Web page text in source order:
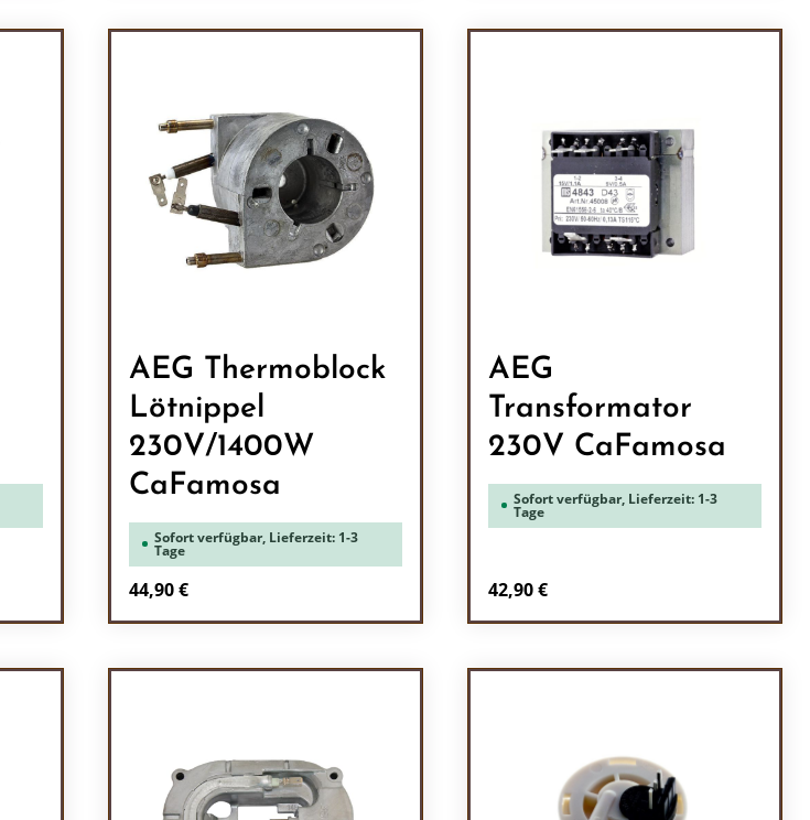
AEG Thermoblock
Lötnippel
230V/1400W
CaFamosa
Sofort verfügbar, Lieferzeit: 1-3
Tage
Regulärer Preis:
44,90 €
AEG
Transformator
230V CaFamosa
Sofort verfügbar, Lieferzeit: 1-3
Tage
Regulärer Preis:
42,90 €